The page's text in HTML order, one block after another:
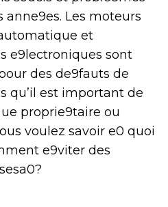
anne9es. Les moteurs
et
e9lectroniques sont
des de9fauts de
qu’il est important de
proprie9taire ou
voulez savoir e0 quoi
e9viter des